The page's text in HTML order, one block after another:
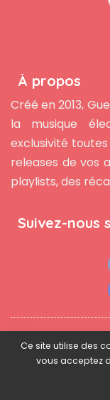
À propos
Créé en 2013,
la musique
exclusivité
releases de vos
playlists, des
Suivez-nous
Contact ●
© 2025 -
Ce site utilise des
vous acceptez